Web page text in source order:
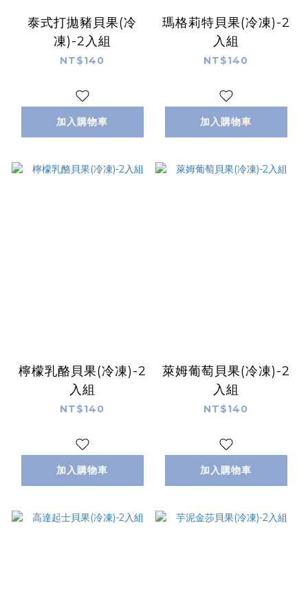
泰式打拋豬貝果(冷
凍)-2入組
NT$140
加入購物車
瑪格莉特貝果(冷凍)-2
入組
NT$140
加入購物車
檸檬乳酪貝果(冷凍)-2
入組
NT$140
加入購物車
萊姆葡萄貝果(冷凍)-2
入組
NT$140
加入購物車